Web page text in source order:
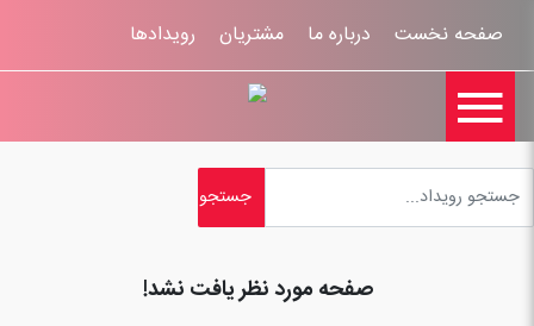
صفحه نخست درباره ما مشتریان رویدادها
ثبت شکایات راهنمای سایت
تماس با ما

صفحه مورد نظر یافت نشد!